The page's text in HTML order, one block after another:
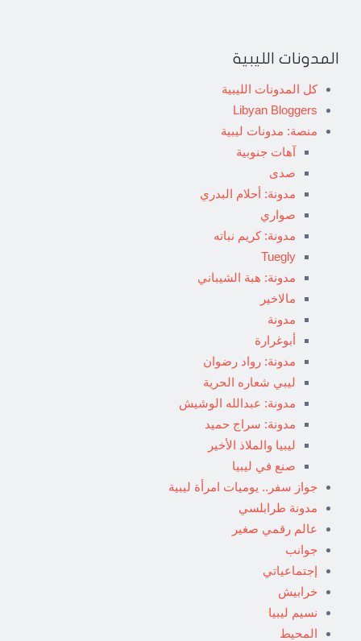
المدونات الليبية
كل المدونات الليبية
Libyan Bloggers
منصة: مدونات ليبية
آهات جنوبية
صدى
مدونة: أحلام البدري
صواري
مدونة: كريم نباته
Tuegly
مدونة: هبة الشيباني
مالاخير
مدونة
أبوغرارة
مدونة: رواد رضوان
ليبي شعاره الحرية
مدونة: عبدالله الوشيش
مدونة: سراج حميد
ليبيا والملاذ الأخير
صنع في ليبيا
جواز سفر.. يوميات امرأة ليبية
مدونة طرابلسي
عالم رقمي صغير
جوانب
إجتماعياتي
خرابيش
نسيم ليبيا
المحيط